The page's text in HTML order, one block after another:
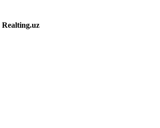
Realting.uz